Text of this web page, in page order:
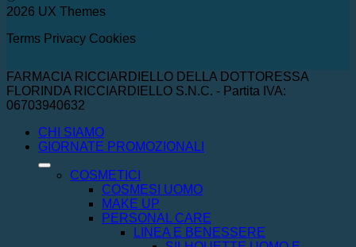
2026 UX Themes
Terms Privacy Cookies
FARMACIA RICCIARDIELLO DELLA DOTTORESSA
FLORINDA RICCIARDIELLO S.N.C. - Partita IVA:
06703940632
CHI SIAMO
GIORNATE PROMOZIONALI
COSMETICI
COSMESI UOMO
MAKE UP
PERSONAL CARE
LINEA E BENESSERE